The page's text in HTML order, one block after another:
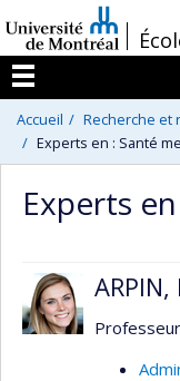
au
contenu
/
Menu
Accueil Recherche et
Experts en : Santé
Experts